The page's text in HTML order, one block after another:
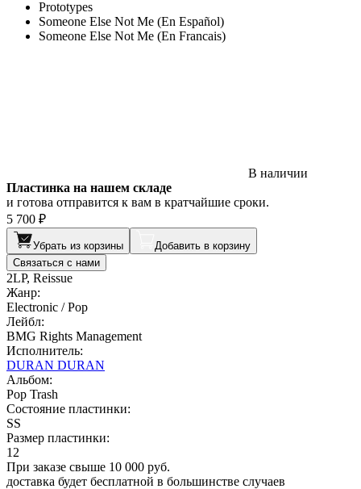
Prototypes
Someone Else Not Me (En Español)
Someone Else Not Me (En Francais)
В наличии
Пластинка на нашем складе
и готова отправится к вам в кратчайшие сроки.
5 700 ₽
Убрать из корзины
Добавить в корзину
Связаться с нами
2LP, Reissue
Жанр:
Electronic / Pop
Лейбл:
BMG Rights Management
Исполнитель:
DURAN DURAN
Альбом:
Pop Trash
Состояние пластинки:
SS
Размер пластинки:
12
При заказе свыше 10 000 руб.
доставка будет бесплатной в большинстве случаев